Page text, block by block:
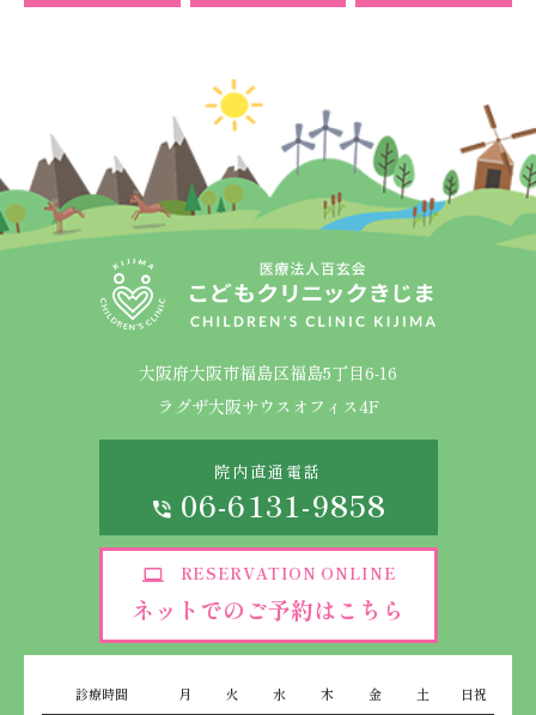
大阪府大阪市福島区福島5丁目6-16
ラグザ大阪サウスオフィス4F
院内直通電話
06-6131-9858
RESERVATION ONLINE
ネットでのご予約はこちら
診療時間 月 火 水 木 金 土 日祝